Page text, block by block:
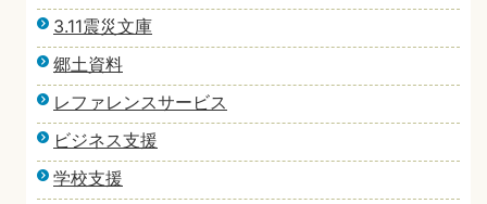
3.11震災文庫
郷土資料
レファレンスサービス
ビジネス支援
学校支援